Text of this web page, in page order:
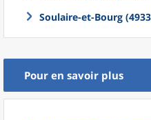
Soulaire-et-Bourg
Pour en savoir plus